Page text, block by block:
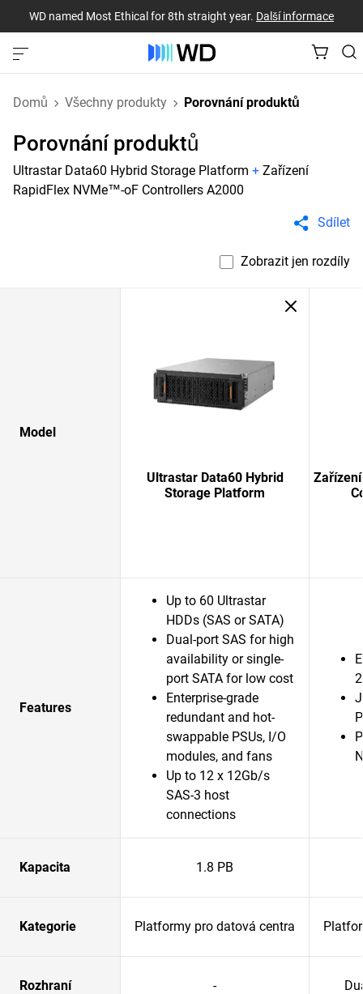
WD named Most Ethical for 8th straight year. Další informace
Domů Všechny produkty Porovnání produktů
Porovnání produktů
Ultrastar Data60 Hybrid Storage Platform + Zařízení
RapidFlex NVMe™-oF Controllers A2000
Sdílet
Zobrazit jen rozdíly
Model
Ultrastar Data60 Hybrid
Storage Platform
Features
Up to 60 Ultrastar
HDDs (SAS or SATA)
Dual-port SAS for high
availability or single-
port SATA for low cost
Enterprise-grade
redundant and hot-
swappable PSUs, I/O
modules, and fans
Up to 12 x 12Gb/s
SAS-3 host
connections
Kapacita 1.8 PB
Kategorie Platformy pro datová centra
Rozhraní -